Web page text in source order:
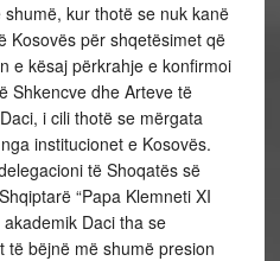
kur thotë se nuk kanë
Kosovës për shqetësimet që
e kësaj përkrahje e konfirmoi
Shkencve dhe Arteve të
i cili thotë se mërgata
institucionet e Kosovës.
të Shoqatës së
“Papa Klemneti XI
Daci tha se
bëjnë më shumë presion